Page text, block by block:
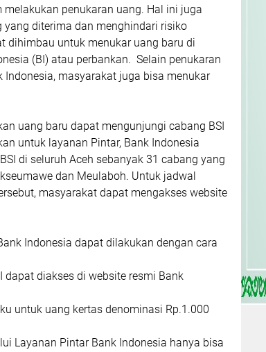
penukaran uang. Hal ini juga
diterima dan menghindari risiko
dihimbau untuk menukar uang baru di
(BI) atau perbankan. Selain penukaran
masyarakat juga bisa menukar
uang baru dapat mengunjungi cabang BSI
untuk layanan Pintar, Bank Indonesia
di seluruh Aceh sebanyak 31 cabang yang
dan Meulaboh. Untuk jadwal
masyarakat dapat mengakses website
Indonesia dapat dilakukan dengan cara
dapat diakses di website resmi Bank
untuk uang kertas denominasi Rp.1.000
Layanan Pintar Bank Indonesia hanya bisa